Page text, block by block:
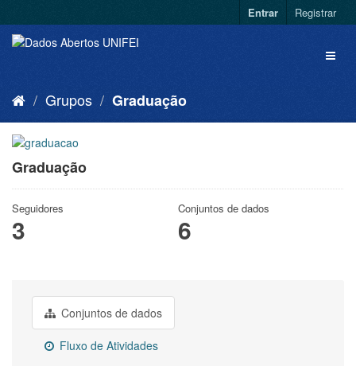
Entrar Registrar
Grupos Graduação
Graduação
Seguidores
3
Conjuntos de dados
6
Conjuntos de dados
Fluxo de Atividades